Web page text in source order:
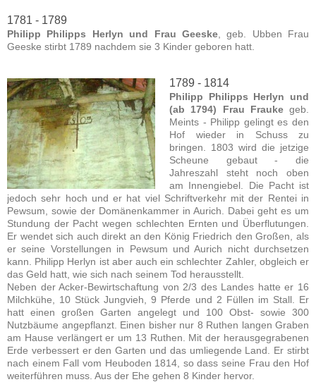
1781 - 1789
Philipp Philipps Herlyn und Frau Geeske, geb. Ubben Frau
Geeske stirbt 1789 nachdem sie 3 Kinder geboren hatt.
1789 - 1814
Philipp Philipps Herlyn und
(ab 1794) Frau Fraukegeb.
Meints - Philipp gelingt es den
Hof wieder in Schuss zu
bringen. 1803 wird die jetzige
Scheune gebaut - die
Jahreszahl steht noch oben
am Innengiebel. Die Pacht ist
jedoch sehr hoch und er hat viel Schriftverkehr mit der Rentei in
Pewsum, sowie der Domänenkammer in Aurich. Dabei geht es um
Stundung der Pacht wegen schlechten Ernten und Überflutungen.
Er wendet sich auch direkt an den König Friedrich den Großen, als
er seine Vorstellungen in Pewsum und Aurich nicht durchsetzen
kann. Philipp Herlyn ist aber auch ein schlechter Zahler, obgleich er
das Geld hatt, wie sich nach seinem Tod herausstellt.
Neben der Acker-Bewirtschaftung von 2/3 des Landes hatte er 16
Milchkühe, 10 Stück Jungvieh, 9 Pferde und 2 Füllen im Stall. Er
hatt einen großen Garten angelegt und 100 Obst- sowie 300
Nutzbäume angepflanzt. Einen bisher nur 8 Ruthen langen Graben
am Hause verlängert er um 13 Ruthen. Mit der herausgegrabenen
Erde verbessert er den Garten und das umliegende Land. Er stirbt
nach einem Fall vom Heuboden 1814, so dass seine Frau den Hof
weiterführen muss. Aus der Ehe gehen 8 Kinder hervor.